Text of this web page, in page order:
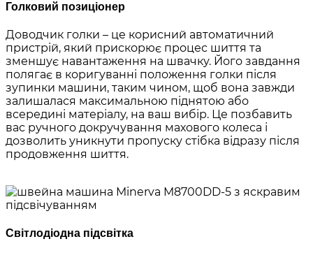
Голковий позиціонер
Доводчик голки – це корисний автоматичний
пристрій, який прискорює процес шиття та
зменшує навантаження на швачку. Його завдання
полягає в коригуванні положення голки після
зупинки машини, таким чином, щоб вона завжди
залишалася максимальною піднятою або
всередині матеріалу, на ваш вибір. Це позбавить
вас ручного докручування махового колеса і
дозволить уникнути пропуску стібка відразу після
продовження шиття.
Світлодіодна підсвітка